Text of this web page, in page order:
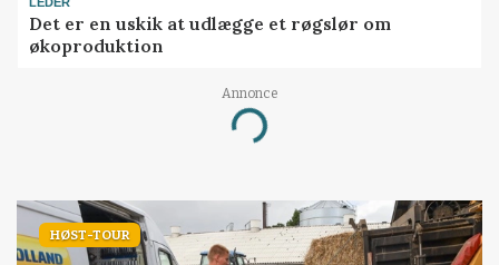
Det er en uskik at udlægge et røgslør om
økoproduktion
Annonce
Loading...
HØST-TOUR